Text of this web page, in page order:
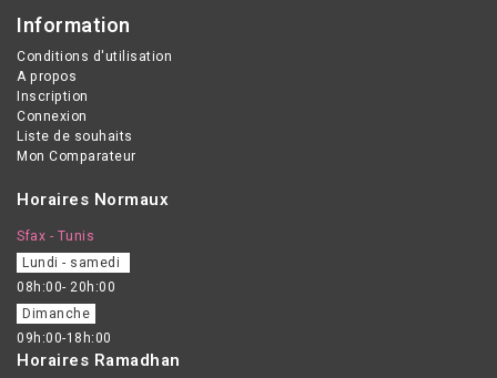
Information
Conditions d'utilisation
A propos
Inscription
Connexion
Liste de souhaits
Mon Comparateur
Horaires Normaux
Sfax - Tunis
Lundi - samedi
08h:00- 20h:00
Dimanche
09h:00-18h:00
Horaires Ramadhan